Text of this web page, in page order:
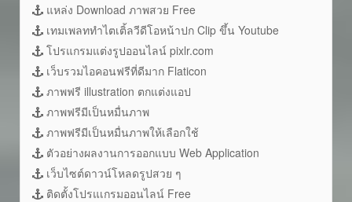
แหล่ง Download ภาพสวย Free
เทมเพลททำไตเติ้ลวีดีโอหน้าปก Clip ขึ้น Youtube
โปรแกรมแต่งรูปออนไลน์ pixlr.com
เว็บรวมไอคอนฟรีที่ดีมาก Flaticon
ภาพฟรี illustration ตกแต่งแอป
ภาพฟรีมีเป็นหมื่นภาพ
ภาพฟรีมีเป็นหมื่นภาพให้เลือกใช้
ตัวอย่างผลงานการออกแบบ Web Application
เว็บไซต์ดาวน์โหลดรูปสวย ๆ
ติดตั้งโปรแเกรมออนไลน์ Free